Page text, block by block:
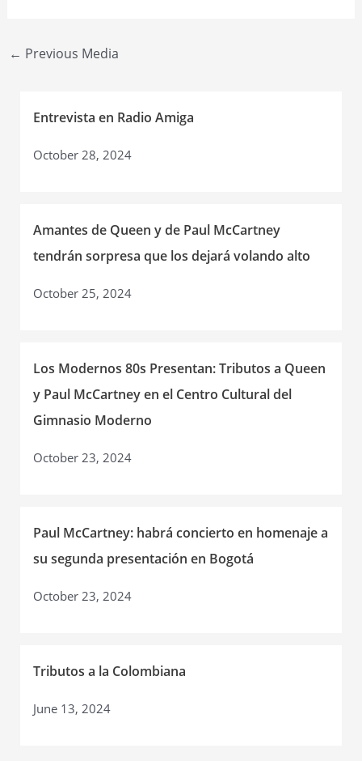
Post
← Previous Media
Entrevista en Radio Amiga
October 28, 2024
Amantes de Queen y de Paul McCartney
tendrán sorpresa que los dejará volando alto
October 25, 2024
Los Modernos 80s Presentan: Tributos a Queen
y Paul McCartney en el Centro Cultural del
Gimnasio Moderno
October 23, 2024
Paul McCartney: habrá concierto en homenaje a
su segunda presentación en Bogotá
October 23, 2024
Tributos a la Colombiana
June 13, 2024